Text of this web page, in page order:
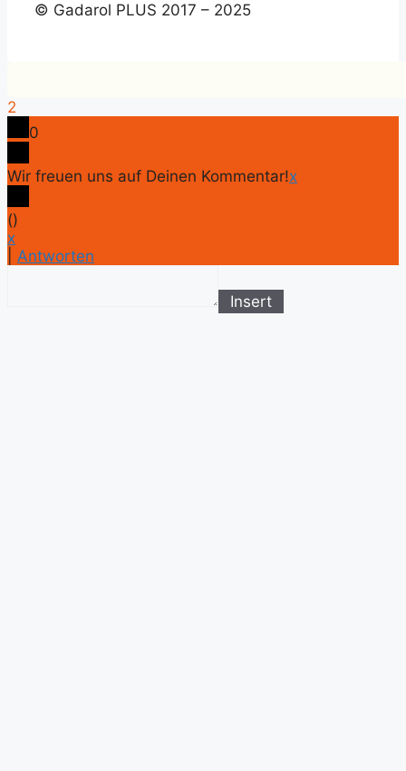
© Gadarol PLUS 2017 – 2025
2
0
Wir freuen uns auf Deinen Kommentar!x
()
x
Antworten
Insert